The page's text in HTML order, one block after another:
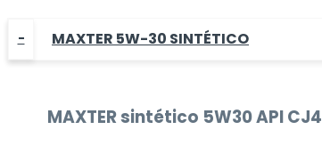
MAXTER 5W-30 SINTÉTICO
MAXTERsintético 5W30API CJ4